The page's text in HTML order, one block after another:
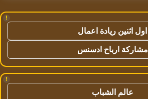
!
اول اثنين ريادة اعمال
مشاركة ارباح ادسنس
!
عالم الشباب